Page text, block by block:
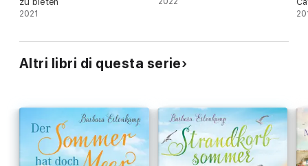
2021
Altri libri di questa serie